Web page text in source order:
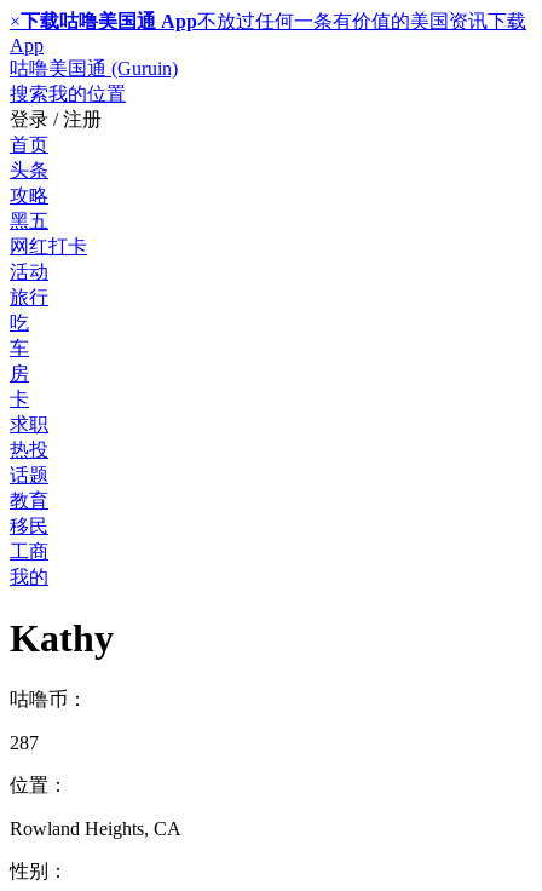
×下载咕噜美国通 App不放过任何一条有价值的美国资讯下载
App
咕噜美国通 (Guruin)
搜索我的位置
登录 / 注册
首页
头条
攻略
黑五
网红打卡
活动
旅行
吃
车
房
卡
求职
热投
话题
教育
移民
工商
我的
Kathy
咕噜币：
287
位置：
Rowland Heights, CA
性别：